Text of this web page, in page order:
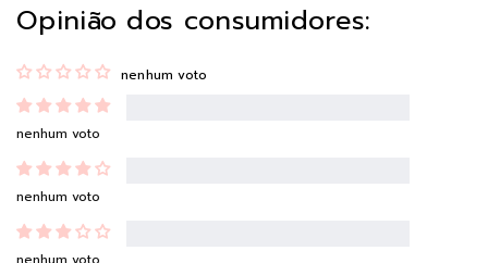
Opinião dos consumidores:
nenhum voto
nenhum voto
nenhum voto